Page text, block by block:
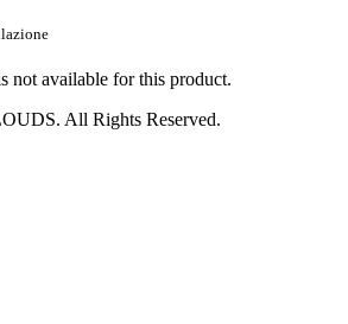
not available for this product.
All Rights Reserved.